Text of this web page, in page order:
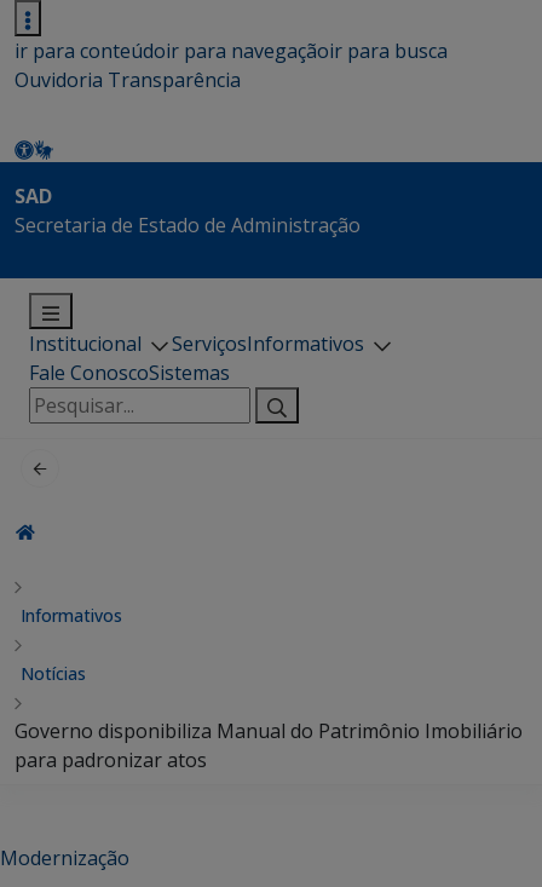
ir para conteúdoir para navegaçãoir para busca
Ouvidoria Transparência
SAD
Secretaria de Estado de Administração
Institucional ServiçosInformativos
Fale ConoscoSistemas
Pesquisar
por:
Informativos
Notícias
Governo disponibiliza Manual do Patrimônio Imobiliário
para padronizar atos
Modernização